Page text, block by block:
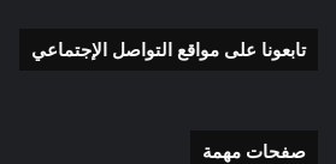
تابعونا على مواقع التواصل الإجتماعي
صفحات مهمة